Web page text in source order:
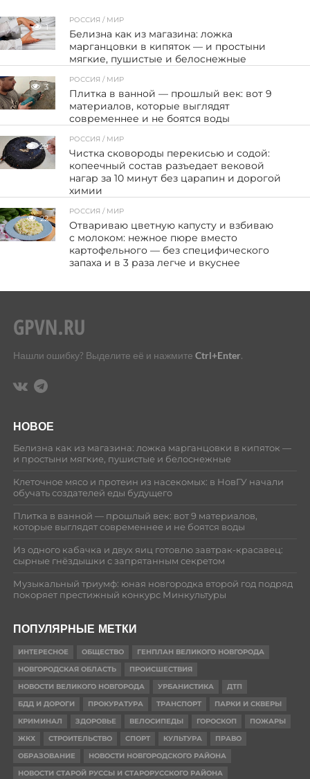
1
РОССИЯ / МИР
Белизна как из магазина: ложка
марганцовки в кипяток — и простыни
мягкие, пушистые и белоснежные
3
РОССИЯ / МИР
Плитка в ванной — прошлый век: вот 9
материалов, которые выглядят
современнее и не боятся воды
29
РОССИЯ / МИР
Чистка сковороды перекисью и содой:
копеечный состав разъедает вековой
нагар за 10 минут без царапин и дорогой
химии
22
РОССИЯ / МИР
Отвариваю цветную капусту и взбиваю
с молоком: нежное пюре вместо
картофельного — без специфического
запаха и в 3 раза легче и вкуснее
Нашли ошибку? Выделите её и нажмите Ctrl+Enter.
НОВОЕ
Белизна как из магазина: ложка марганцовки в кипяток —
и простыни мягкие, пушистые и белоснежные
Клеточное мясо и протеин из насекомых: в НовГУ начали
обучать создателей еды будущего
Плитка в ванной — прошлый век: вот 9 материалов,
которые выглядят современнее и не боятся воды
Из одного кабачка и двух яиц готовлю завтрак-красавец:
сырные гнёздышки с запрятанным секретом
Музыкальный триумф: юная новгородка второй год подряд
покоряет престижный конкурс Минкультуры
ПОПУЛЯРНЫЕ МЕТКИ
ИНТЕРЕСНОЕ ОБЩЕСТВО
ГЕНПЛАН ВЕЛИКОГО НОВГОРОДА
НОВГОРОДСКАЯ ОБЛАСТЬ
ПРОИСШЕСТВИЯ
НОВОСТИ ВЕЛИКОГО НОВГОРОДА
УРБАНИСТИКА
ДТП
БДД И ДОРОГИ
ПРОКУРАТУРА ТРАНСПОРТ
ПАРКИ И СКВЕРЫ
КРИМИНАЛ
ЗДОРОВЬЕ ВЕЛОСИПЕДЫ ГОРОСКОП
ПОЖАРЫ
ЖКХ
СТРОИТЕЛЬСТВО СПОРТ КУЛЬТУРА
ПРАВО
ОБРАЗОВАНИЕ
НОВОСТИ НОВГОРОДСКОГО РАЙОНА
НОВОСТИ СТАРОЙ РУССЫ И СТАРОРУССКОГО РАЙОНА